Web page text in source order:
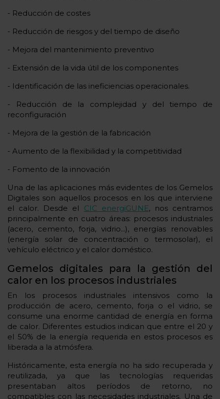
- Reducción de costes
- Reducción de riesgos y del tiempo de diseño
- Mejora del mantenimiento preventivo
- Extensión de la vida útil de los componentes
- Identificación de las ineficiencias operacionales.
- Reducción de la complejidad y del tiempo de
reconfiguración
- Mejora de la gestión de la fabricación
- Aumento de la flexibilidad y la competitividad
- Fomento de la innovación
Una de las aplicaciones más evidentes de los Gemelos
Digitales son aquellos procesos en los que interviene
el calor. Desde el CIC energiGUNE, nos centramos
principalmente en cuatro áreas: procesos industriales
(acero, cemento, forja, vidrio...), energías renovables
(energía solar de concentración o termosolar), el
vehículo eléctrico y el calor doméstico.
Gemelos digitales para la gestión del
calor en los procesos industriales
En los procesos industriales intensivos como la
producción de acero, cemento, forja o el vidrio, se
consume una enorme cantidad de energía en forma
de calor. Diferentes estudios indican que entre el 20 y
el 50% de la energía requerida en estos procesos es
liberada a la atmósfera.
Históricamente, esta energía no ha sido recuperada y
reutilizada, ya que las tecnologías requeridas
presentaban altos períodos de retorno, no
compatibles con las necesidades industriales. Una de